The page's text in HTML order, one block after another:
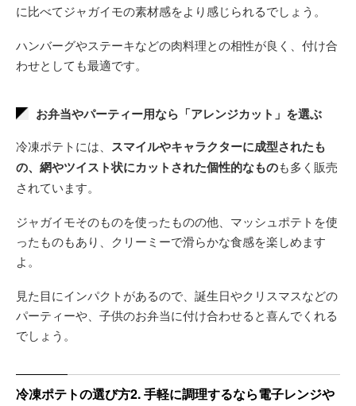
に比べてジャガイモの素材感をより感じられるでしょう。
ハンバーグやステーキなどの肉料理との相性が良く、付け合
わせとしても最適です。
お弁当やパーティー用なら「アレンジカット」を選ぶ
冷凍ポテトには、 スマイルやキャラクターに成型されたも
の、網やツイスト状にカットされた個性的なものも多く販売
されています。
ジャガイモそのものを使ったものの他、マッシュポテトを使
ったものもあり、クリーミーで滑らかな食感を楽しめます
よ。
見た目にインパクトがあるので、誕生日やクリスマスなどの
パーティーや、子供のお弁当に付け合わせると喜んでくれる
でしょう。
冷凍ポテトの選び方2. 手軽に調理するなら電子レンジや